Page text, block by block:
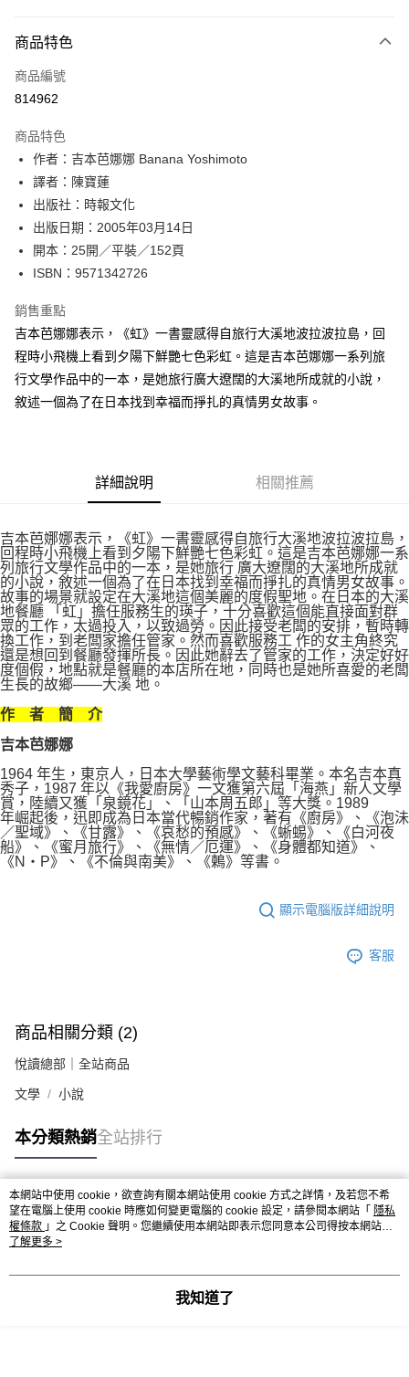
信用卡一次付款
ATM付款
運送方式
付款後全家取貨
每筆NT$60，滿NT$499(含以上)免運費
付款後7-11取貨
每筆NT$60，滿NT$499(含以上)免運費
宅配
每筆NT$100，滿NT$499(含以上)免運費
商品特色
商品編號
814962
商品特色
作者：吉本芭娜娜 Banana Yoshimoto
譯者：陳寶蓮
出版社：時報文化
出版日期：2005年03月14日
開本：25開／平裝／152頁
ISBN：9571342726
銷售重點
吉本芭娜娜表示，《虹》一書靈感得自旅行大溪地波拉波拉島，回
程時小飛機上看到夕陽下鮮艷七色彩虹。這是吉本芭娜娜一系列旅
行文學作品中的一本，是她旅行廣大遼闊的大溪地所成就的小說，
敘述一個為了在日本找到幸福而掙扎的真情男女故事。
詳細說明 相關推薦
吉本芭娜娜表示，《虹》一書靈感得自旅行大溪地波拉波拉島，
回程時小飛機上看到夕陽下鮮艷七色彩虹。這是吉本芭娜娜一系
列旅行文學作品中的一本，是她旅行 廣大遼闊的大溪地所成就
的小說，敘述一個為了在日本找到幸福而掙扎的真情男女故事。
故事的場景就設定在大溪地這個美麗的度假聖地。在日本的大溪
地餐廳 「虹」擔任服務生的瑛子，十分喜歡這個能直接面對群
眾的工作，太過投入，以致過勞。因此接受老闆的安排，暫時轉
換工作，到老闆家擔任管家。然而喜歡服務工 作的女主角終究
還是想回到餐廳發揮所長。因此她辭去了管家的工作，決定好好
度個假，地點就是餐廳的本店所在地，同時也是她所喜愛的老闆
生長的故鄉——大溪 地。
作 者 簡 介
吉本芭娜娜
1964 年生，東京人，日本大學藝術學文藝科畢業。本名吉本真
秀子，1987 年以《我愛廚房》一文獲第六屆「海燕」新人文學
賞，陸續又獲「泉鏡花」、「山本周五郎」等大獎。1989
年崛起後，迅即成為日本當代暢銷作家，著有《廚房》、《泡沬
／聖域》、《甘露》、《哀愁的預感》、《蜥蜴》、《白河夜
船》、《蜜月旅行》、《無情／厄運》、《身體都知道》、
《N‧P》、《不倫與南美》、《鶫》等書。
顯示電腦版詳細說明
客服
商品相關分類 (2)
悅讀總部｜全站商品
文學 小說
本分類熱銷全站排行
熱門標籤
本網站中使用 cookie，欲查詢有關本網站使用 cookie 方式之詳情，及若您不希
望在電腦上使用 cookie 時應如何變更電腦的 cookie 設定，請參閱本網站「 隱私
權條款 」之 Cookie 聲明。您繼續使用本網站即表示您同意本公司得按本網站使
用條款之 Cookie 聲明使用 cookie。
了解更多 >
我知道了